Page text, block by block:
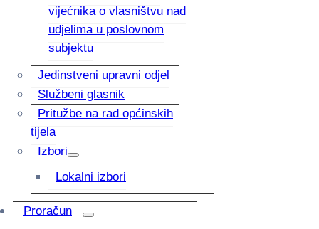
vijećnika o vlasništvu nad
udjelima u poslovnom
subjektu
Jedinstveni upravni odjel
Službeni glasnik
Pritužbe na rad općinskih
tijela
Izbori
Lokalni izbori
Proračun